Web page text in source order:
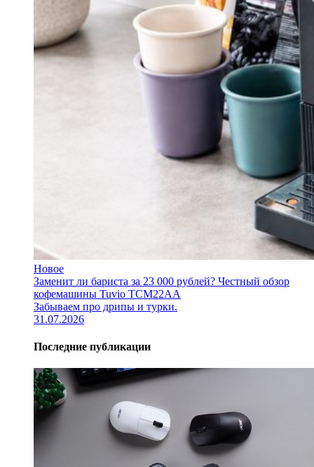
Новое
Заменит ли бариста за 23 000 рублей? Честный обзор
кофемашины Tuvio TCM22AA
Забываем про дрипы и турки.
31.07.2026
Последние публикации